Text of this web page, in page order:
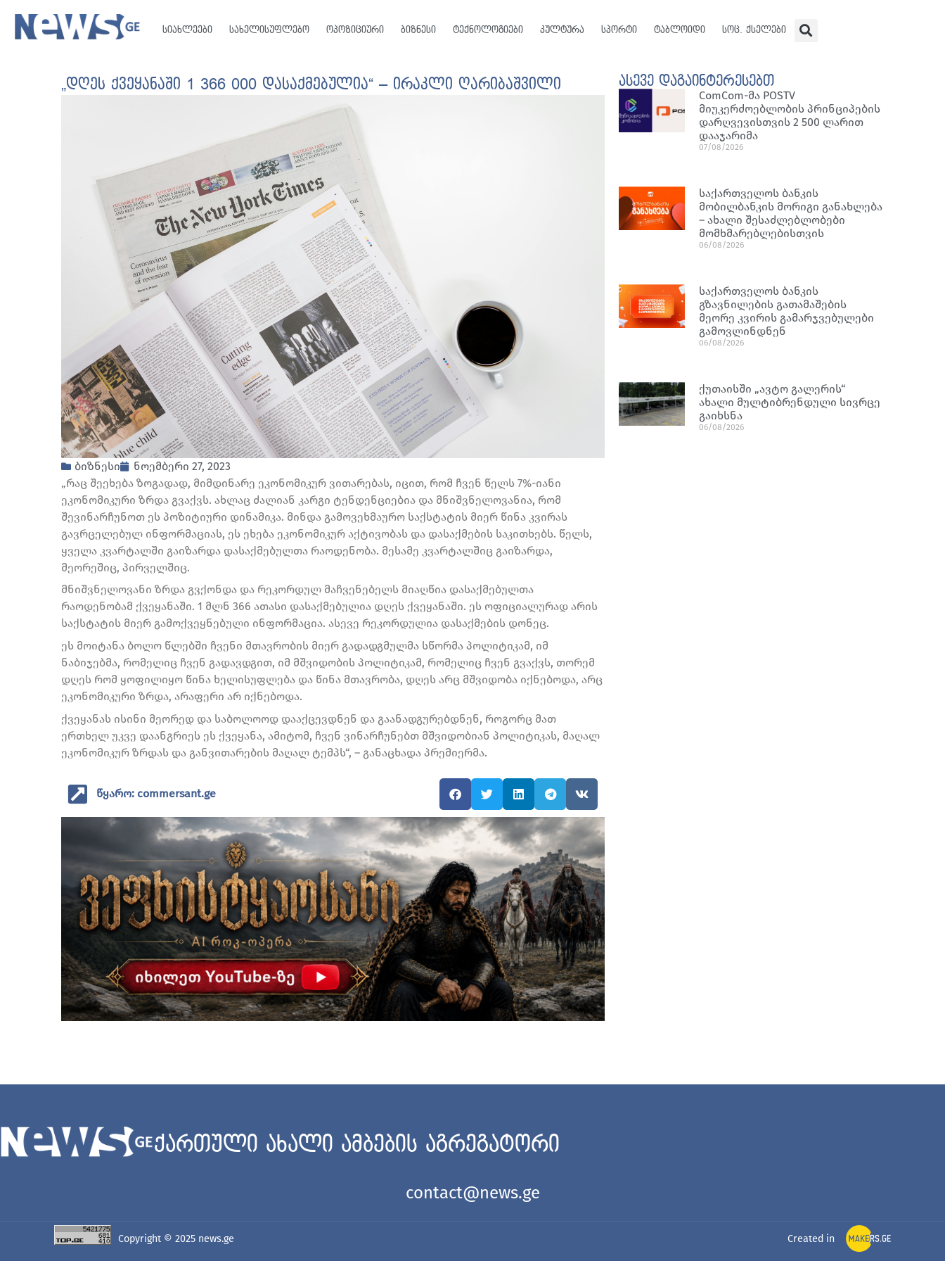
სიახლეები სახელისუფლებო ოპოზიციური ბიზნესი ტექნოლოგიები კულტურა სპორტი ტაბლოიდი სოც. ქსელები
„დღეს ქვეყანაში 1 366 000 დასაქმებულია“ – ირაკლი ღარიბაშვილი
ბიზნესი
ნოემბერი 27, 2023
„რაც შეეხება ზოგადად, მიმდინარე ეკონომიკურ ვითარებას, იცით, რომ ჩვენ წელს 7%-იანი
ეკონომიკური ზრდა გვაქვს. ახლაც ძალიან კარგი ტენდენციებია და მნიშვნელოვანია, რომ
შევინარჩუნოთ ეს პოზიტიური დინამიკა. მინდა გამოვეხმაურო საქსტატის მიერ წინა კვირას
გავრცელებულ ინფორმაციას, ეს ეხება ეკონომიკურ აქტივობას და დასაქმების საკითხებს. წელს,
ყველა კვარტალში გაიზარდა დასაქმებულთა რაოდენობა. მესამე კვარტალშიც გაიზარდა,
მეორეშიც, პირველშიც.
მნიშვნელოვანი ზრდა გვქონდა და რეკორდულ მაჩვენებელს მიაღწია დასაქმებულთა
რაოდენობამ ქვეყანაში. 1 მლნ 366 ათასი დასაქმებულია დღეს ქვეყანაში. ეს ოფიციალურად არის
საქსტატის მიერ გამოქვეყნებული ინფორმაცია. ასევე რეკორდულია დასაქმების დონეც.
ეს მოიტანა ბოლო წლებში ჩვენი მთავრობის მიერ გადადგმულმა სწორმა პოლიტიკამ, იმ
ნაბიჯებმა, რომელიც ჩვენ გადავდგით, იმ მშვიდობის პოლიტიკამ, რომელიც ჩვენ გვაქვს, თორემ
დღეს რომ ყოფილიყო წინა ხელისუფლება და წინა მთავრობა, დღეს არც მშვიდობა იქნებოდა, არც
ეკონომიკური ზრდა, არაფერი არ იქნებოდა.
ქვეყანას ისინი მეორედ და საბოლოოდ დააქცევდნენ და გაანადგურებდნენ, როგორც მათ
ერთხელ უკვე დაანგრიეს ეს ქვეყანა, ამიტომ, ჩვენ ვინარჩუნებთ მშვიდობიან პოლიტიკას, მაღალ
ეკონომიკურ ზრდას და განვითარების მაღალ ტემპს“, – განაცხადა პრემიერმა.
წყარო: commersant.ge
ასევე დაგაინტერესებთ
ComCom-მა POSTV
მიუკერძოებლობის პრინციპების
დარღვევისთვის 2 500 ლარით
დააჯარიმა
07/08/2026
საქართველოს ბანკის
მობილბანკის მორიგი განახლება
– ახალი შესაძლებლობები
მომხმარებლებისთვის
06/08/2026
საქართველოს ბანკის
გზავნილების გათამაშების
მეორე კვირის გამარჯვებულები
გამოვლინდნენ
06/08/2026
ქუთაისში „ავტო გალერის“
ახალი მულტიბრენდული სივრცე
გაიხსნა
06/08/2026
ქართული ახალი ამბების აგრეგატორი
contact@news.ge
Copyright © 2025 news.ge Created in